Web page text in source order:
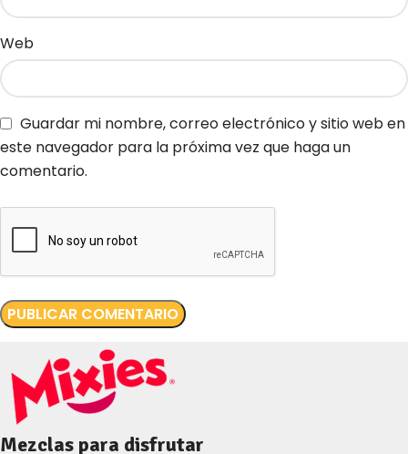
Web
Guardar mi nombre, correo electrónico y sitio web en
este navegador para la próxima vez que haga un
comentario.
Mezclas para disfrutar